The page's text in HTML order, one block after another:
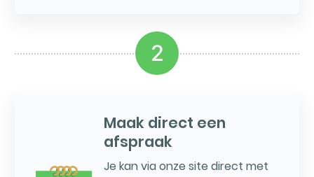
2
Maak direct een
afspraak
Je kan via onze site direct met